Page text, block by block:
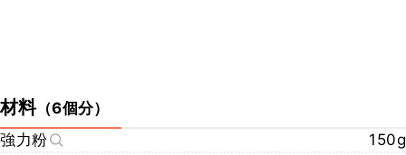
材料（6個分）
強力粉
150g